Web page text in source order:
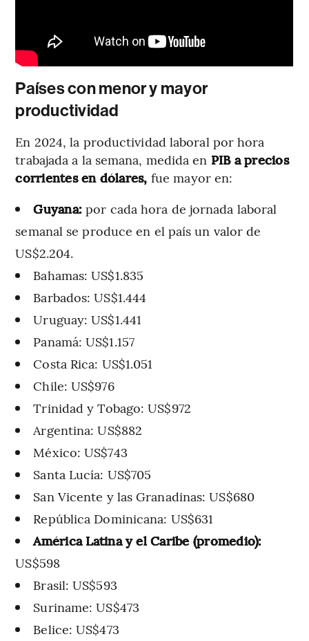
Países con menor y mayor
productividad
En 2024, la productividad laboral por hora
trabajada a la semana, medida en PIB a precios
corrientes en dólares, fue mayor en:
Guyana: por cada hora de jornada laboral
semanal se produce en el país un valor de
US$2.204.
Bahamas: US$1.835
Barbados: US$1.444
Uruguay: US$1.441
Panamá: US$1.157
Costa Rica: US$1.051
Chile: US$976
Trinidad y Tobago: US$972
Argentina: US$882
México: US$743
Santa Lucía: US$705
San Vicente y las Granadinas: US$680
República Dominicana: US$631
América Latina y el Caribe (promedio):
US$598
Brasil: US$593
Suriname: US$473
Belice: US$473